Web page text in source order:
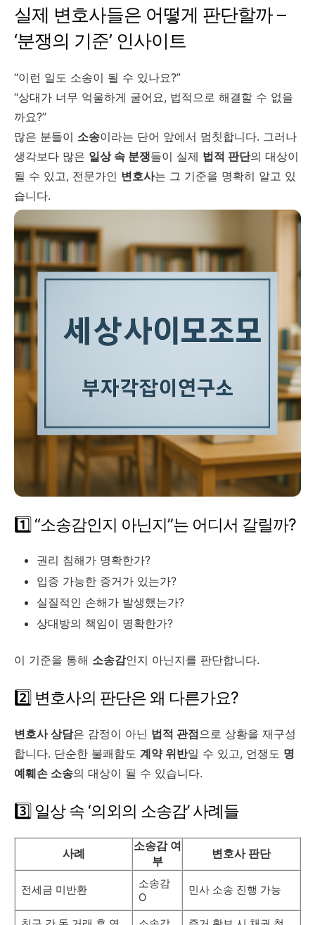
실제 변호사들은 어떻게 판단할까 –
‘분쟁의 기준’ 인사이트
“이런 일도 소송이 될 수 있나요?”
“상대가 너무 억울하게 굴어요, 법적으로 해결할 수 없을
까요?”
많은 분들이 소송이라는 단어 앞에서 멈칫합니다. 그러나
생각보다 많은 일상 속 분쟁들이 실제 법적 판단의 대상이
될 수 있고, 전문가인 변호사는 그 기준을 명확히 알고 있
습니다.
1️⃣ “소송감인지 아닌지”는 어디서 갈릴까?
권리 침해가 명확한가?
입증 가능한 증거가 있는가?
실질적인 손해가 발생했는가?
상대방의 책임이 명확한가?
이 기준을 통해 소송감인지 아닌지를 판단합니다.
2️⃣ 변호사의 판단은 왜 다른가요?
변호사 상담은 감정이 아닌 법적 관점으로 상황을 재구성
합니다. 단순한 불쾌함도 계약 위반일 수 있고, 언쟁도 명
예훼손 소송의 대상이 될 수 있습니다.
3️⃣ 일상 속 ‘의외의 소송감’ 사례들
사례
소송감 여
부
변호사 판단
전세금 미반환
소송감
O
민사 소송 진행 가능